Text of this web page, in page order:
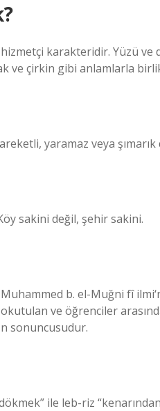
karakteridir. Yüzü ve
ve çirkin gibi anlamlarla
yaramaz veya şımarık
sakini değil, şehir sakini.
b. el-Muğni fî
ve öğrenciler
sonuncusudur.
ile leb-riz